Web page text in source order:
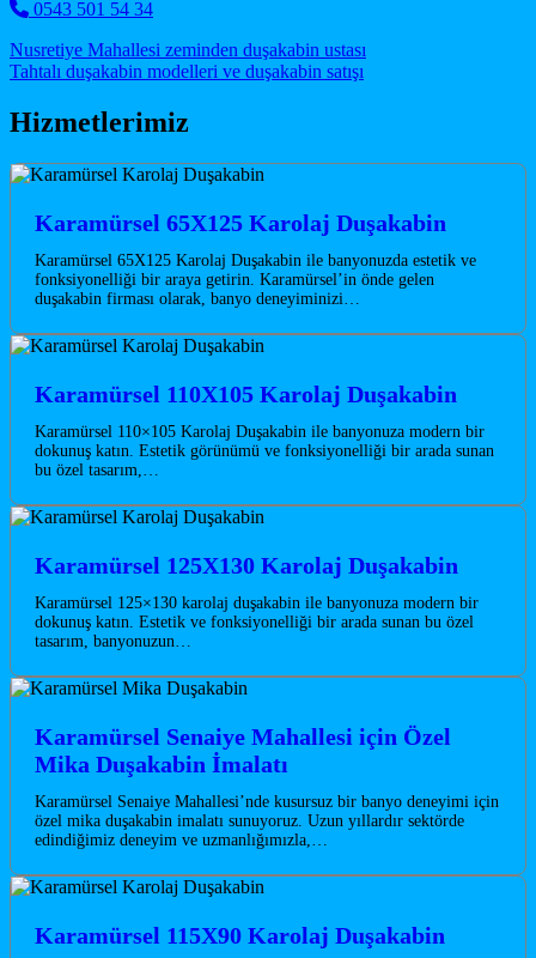
0543 501 54 34
Post navigation
Nusretiye Mahallesi zeminden duşakabin ustası
Tahtalı duşakabin modelleri ve duşakabin satışı
Hizmetlerimiz
Karamürsel 65X125 Karolaj Duşakabin
Karamürsel 65X125 Karolaj Duşakabin ile banyonuzda estetik ve
fonksiyonelliği bir araya getirin. Karamürsel’in önde gelen
duşakabin firması olarak, banyo deneyiminizi…
Karamürsel 110X105 Karolaj Duşakabin
Karamürsel 110×105 Karolaj Duşakabin ile banyonuza modern bir
dokunuş katın. Estetik görünümü ve fonksiyonelliği bir arada sunan
bu özel tasarım,…
Karamürsel 125X130 Karolaj Duşakabin
Karamürsel 125×130 karolaj duşakabin ile banyonuza modern bir
dokunuş katın. Estetik ve fonksiyonelliği bir arada sunan bu özel
tasarım, banyonuzun…
Karamürsel Senaiye Mahallesi için Özel
Mika Duşakabin İmalatı
Karamürsel Senaiye Mahallesi’nde kusursuz bir banyo deneyimi için
özel mika duşakabin imalatı sunuyoruz. Uzun yıllardır sektörde
edindiğimiz deneyim ve uzmanlığımızla,…
Karamürsel 115X90 Karolaj Duşakabin